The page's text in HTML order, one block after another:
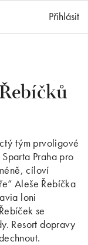
Přihlásit
tým prvoligové
Praha pro
cíloví
Aleše Řebíčka
loni
se
Resort dopravy